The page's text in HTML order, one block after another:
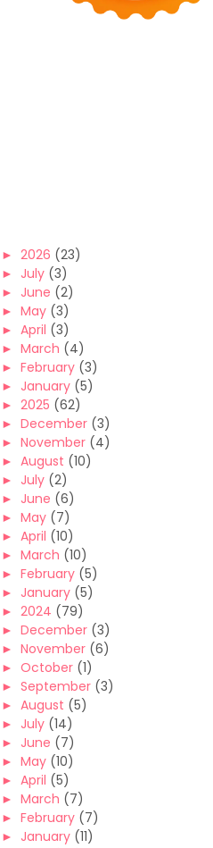
► 2026 (23)
► July (3)
► June (2)
► May (3)
► April (3)
► March (4)
► February (3)
► January (5)
► 2025 (62)
► December (3)
► November (4)
► August (10)
► July (2)
► June (6)
► May (7)
► April (10)
► March (10)
► February (5)
► January (5)
► 2024 (79)
► December (3)
► November (6)
► October (1)
► September (3)
► August (5)
► July (14)
► June (7)
► May (10)
► April (5)
► March (7)
► February (7)
► January (11)